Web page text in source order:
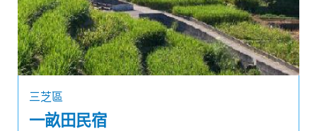
三芝區
一畝田民宿